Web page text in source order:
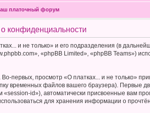
платочный форум
конфиденциальности
и не только» и его подразделения (в
«phpBB Limited», «phpBB Teams»)
первых, просмотр «О платках... и не только»
временных файлов вашего браузера). Первые
id»), автоматически присвоенные вам
для хранения информации о